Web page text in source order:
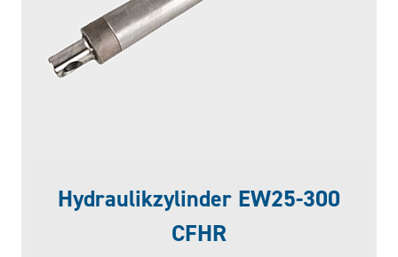
Hydraulikzylinder EW25-300
CFHR